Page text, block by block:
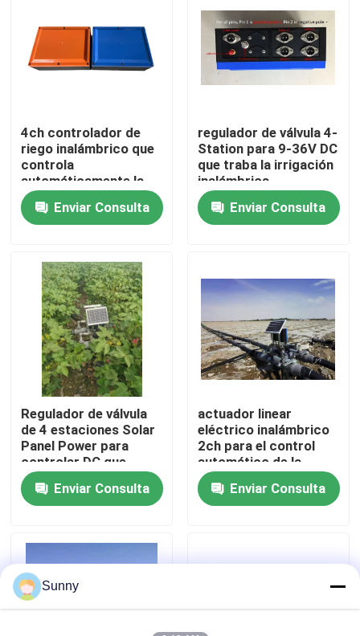
En casa
Productos
Los vídeos
Sobre nosotros
Recorrido por la fábrica
Control de calidad
Contacta con nosotros
Casos de trabajo
4ch controlador de
riego inalámbrico que
controla
automáticamente la
válvula de cierre de
tipo CCEnviar Consulta
regulador de válvula 4-
Station para 9-36V DC
que traba la irrigación
inalámbrica
teledirigida de las
válvulas los 2km
Enviar Consulta
Regulador de válvula
de 4 estaciones Solar
Panel Power para
controlar DC que
traba
automáticamente
Enviar Consulta
actuador linear
eléctrico inalámbrico
2ch para el control
automático de la
irrigación
Enviar Consulta
Sunny